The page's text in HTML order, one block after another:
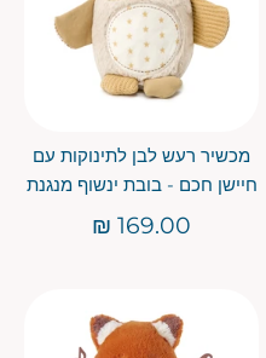
מכשיר רעש לבן לתינוקות עם
חיישן חכם - בובת ינשוף מנגנת
169.00 ₪